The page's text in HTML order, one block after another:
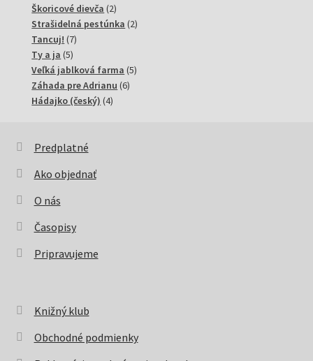
produkty
Škoricové dievča 22
produkty
Strašidelná pestúnka 22
Tancuj! 77
Ty a ja 55
produktov
Veľká jablková farma 55
Záhada pre Adrianu 66
Hádajko (český) 44
Predplatné
Ako objednať
O nás
Časopisy
Pripravujeme
Knižný klub
Obchodné podmienky